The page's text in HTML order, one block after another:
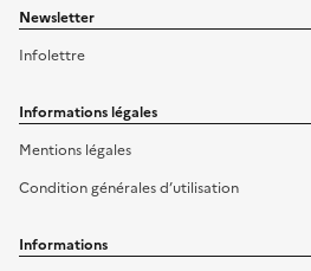
Newsletter
Infolettre
Informations légales
Mentions légales
Condition générales d’utilisation
Informations